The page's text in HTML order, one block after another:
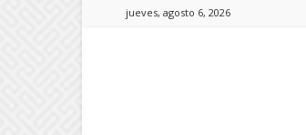
jueves, agosto 6, 2026